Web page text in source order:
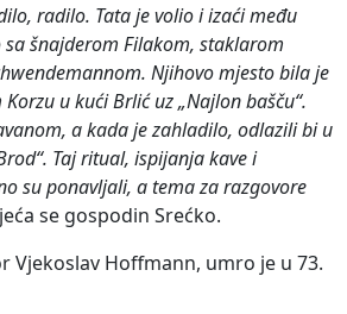
radilo. Tata je volio i izaći među
sa šnajderom Filakom, staklarom
Njihovo mjesto bila je
u kući Brlić uz „Najlon bašču“.
a kada je zahladilo, odlazili bi u
Taj ritual, ispijanja kave i
su ponavljali, a tema za razgovore
se gospodin Srećko.
Vjekoslav Hoffmann, umro je u 73.